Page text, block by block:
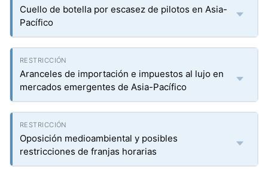
Cuello de botella por escasez de pilotos en Asia-
Pacífico
Aranceles de importación e impuestos al lujo en
mercados emergentes de Asia-Pacífico
Oposición medioambiental y posibles
restricciones de franjas horarias